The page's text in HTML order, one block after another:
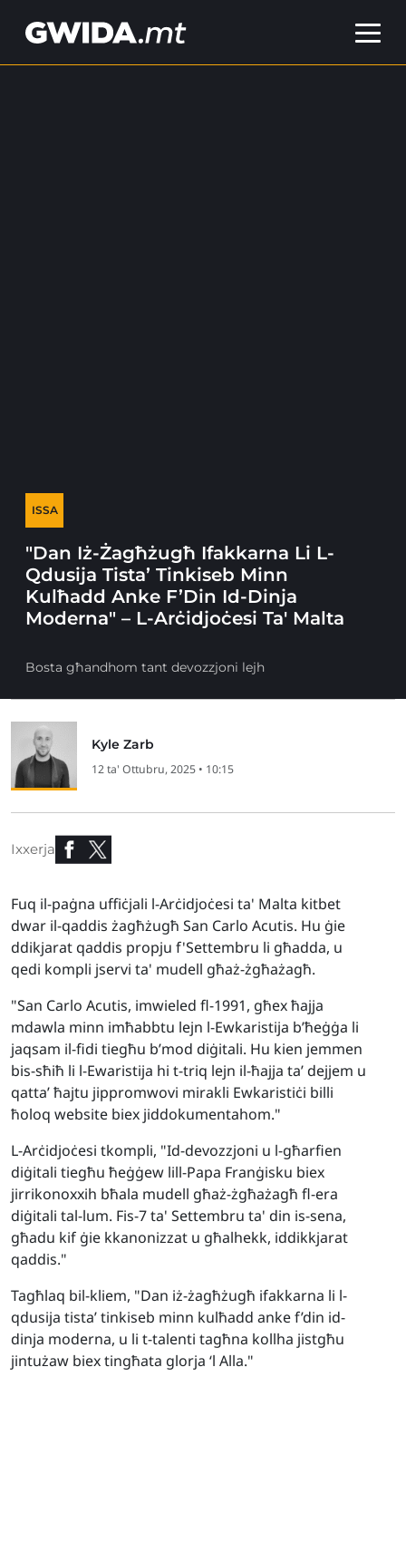
ISSA
"Dan Iż-Żagħżugħ Ifakkarna Li L-
Qdusija Tista’ Tinkiseb Minn
Kulħadd Anke F’Din Id-Dinja
Moderna" – L-Arċidjoċesi Ta' Malta
Bosta għandhom tant devozzjoni lejh
Kyle Zarb
12 ta' Ottubru, 2025 • 10:15
Ixxerja
Fuq il-paġna uffiċjali l-Arċidjoċesi ta' Malta kitbet
dwar il-qaddis żagħżugħ San Carlo Acutis. Hu ġie
ddikjarat qaddis propju f'Settembru li għadda, u
qedi kompli jservi ta' mudell għaż-żgħażagħ.
"San Carlo Acutis, imwieled fl-1991, għex ħajja
mdawla minn imħabbtu lejn l-Ewkaristija b’ħeġġa li
jaqsam il-fidi tiegħu b’mod diġitali. Hu kien jemmen
bis-sħiħ li l-Ewaristija hi t-triq lejn il-ħajja ta’ dejjem u
qatta’ ħajtu jippromwovi mirakli Ewkaristiċi billi
ħoloq website biex jiddokumentahom."
L-Arċidjoċesi tkompli, "Id-devozzjoni u l-għarfien
diġitali tiegħu ħeġġew lill-Papa Franġisku biex
jirrikonoxxih bħala mudell għaż-żgħażagħ fl-era
diġitali tal-lum. Fis-7 ta' Settembru ta' din is-sena,
għadu kif ġie kkanonizzat u għalhekk, iddikkjarat
qaddis."
Tagħlaq bil-kliem, "Dan iż-żagħżugħ ifakkarna li l-
qdusija tista’ tinkiseb minn kulħadd anke f’din id-
dinja moderna, u li t-talenti tagħna kollha jistgħu
jintużaw biex tingħata glorja ‘l Alla."